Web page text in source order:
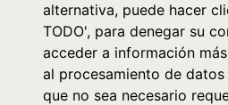
alternativa, puede hacer
TODO', para denegar su
acceder a información
al procesamiento de
que no sea necesario